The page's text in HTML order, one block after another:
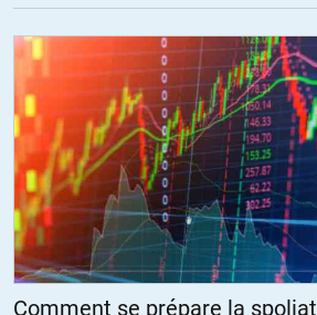
Comment se prépare la